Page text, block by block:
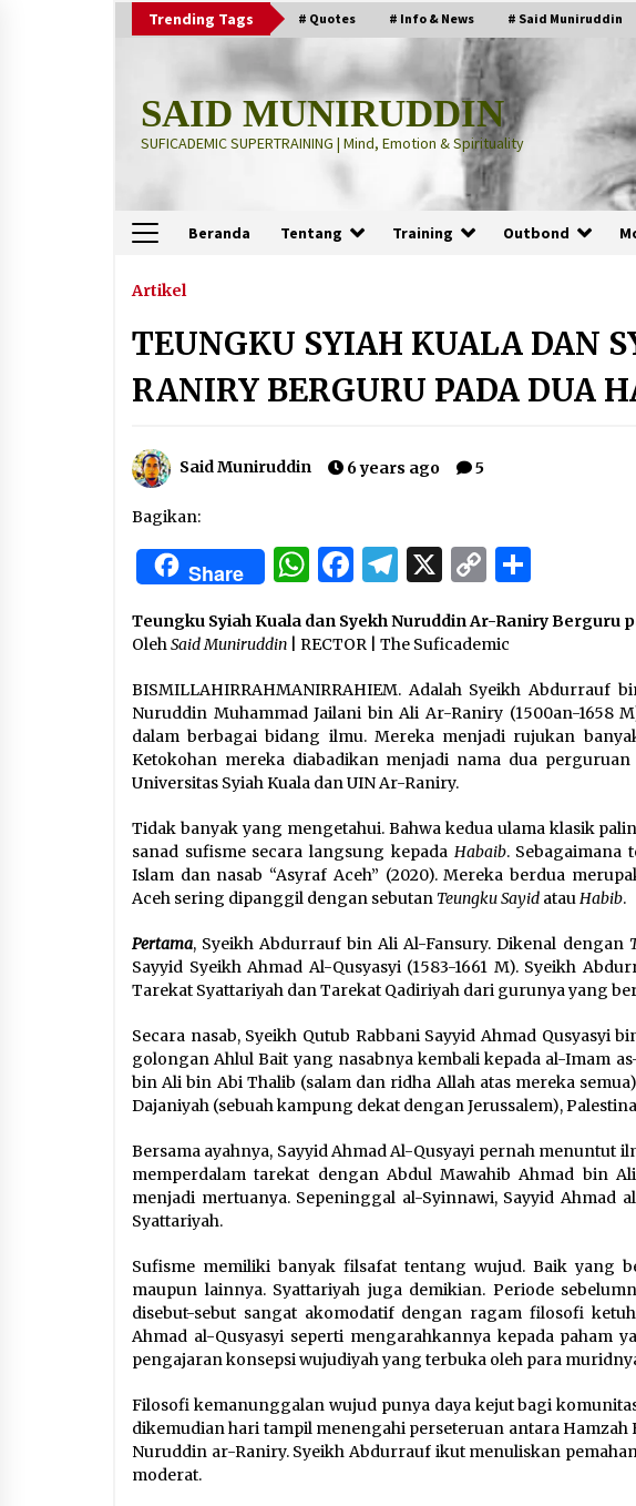
Trending Tags # Quotes # Info & News # Said Muniruddin
SAID MUNIRUDDIN
SUFICADEMIC SUPERTRAINING | Mind, Emotion & Spirituality
Beranda Tentang Training Outbond
Terbaru
“Thuma’ninah”: Cara Agama
2 months ago
“Pohon Kehidupan”: Mati Dulu, Baru
Hidup
Manajemen “Qaddamat Lighad”:
Menjadi Manusia Visioner dan
3 months ago
Motivasi untuk 179 Guru Diniyah
Disdikbud Kota Banda Aceh
4 months ago
Artikel
TEUNGKU SYIAH KUALA DAN
RANIRY BERGURU PADA DUA
Said Muniruddin 6 years ago 5
Bagikan:
Share WhatsApp
Facebook
Telegram
X Copy
Teungku Syiah Kuala dan Syekh Nuruddin Ar-Raniry Berguru
Oleh Said Muniruddin | RECTOR | The Suficademic
BISMILLAHIRRAHMANIRRAHIEM. Adalah Syeikh Abdurrauf
Nuruddin Muhammad Jailani bin Ali Ar-Raniry (1500an-1658
dalam berbagai bidang ilmu. Mereka menjadi rujukan
Ketokohan mereka diabadikan menjadi nama dua
Universitas Syiah Kuala dan UIN Ar-Raniry.
Tidak banyak yang mengetahui. Bahwa kedua ulama klasik
sanad sufisme secara langsung kepada Habaib. Sebagaimana
Islam dan nasab “Asyraf Aceh” (2020). Mereka berdua
Aceh sering dipanggil dengan sebutan Teungku Sayid atau Habib.
Pertama, Syeikh Abdurrauf bin Ali Al-Fansury. Dikenal dengan
Sayyid Syeikh Ahmad Al-Qusyasyi (1583-1661 M). Syeikh
Tarekat Syattariyah dan Tarekat Qadiriyah dari gurunya yang
Secara nasab, Syeikh Qutub Rabbani Sayyid Ahmad Qusyasyi
golongan Ahlul Bait yang nasabnya kembali kepada al-Imam
bin Ali bin Abi Thalib (salam dan ridha Allah atas mereka
Dajaniyah (sebuah kampung dekat dengan Jerussalem),
Bersama ayahnya, Sayyid Ahmad Al-Qusyayi pernah menuntut
memperdalam tarekat dengan Abdul Mawahib Ahmad bin
menjadi mertuanya. Sepeninggal al-Syinnawi, Sayyid Ahmad
Syattariyah.
Sufisme memiliki banyak filsafat tentang wujud. Baik yang
maupun lainnya. Syattariyah juga demikian. Periode
disebut-sebut sangat akomodatif dengan ragam filosofi
Ahmad al-Qusyasyi seperti mengarahkannya kepada paham
pengajaran konsepsi wujudiyah yang terbuka oleh para
Filosofi kemanunggalan wujud punya daya kejut bagi
dikemudian hari tampil menengahi perseteruan antara
Nuruddin ar-Raniry. Syeikh Abdurrauf ikut menuliskan
moderat.